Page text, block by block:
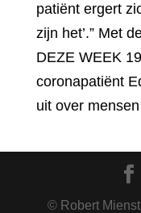
patiënt ergert
zijn het’.” Met
DEZE WEEK
coronapatiënt
uit over
© Robert